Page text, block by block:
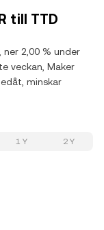
till TTD
ner 2,00 % under
veckan, Maker
minskar
1 Y 2 Y